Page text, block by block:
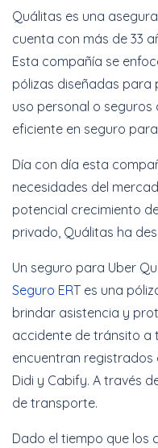
Quálitas es una
cuenta con más de 33
Esta compañía se
pólizas diseñadas para
uso personal o seguros
eficiente en seguro
Día con día esta
necesidades del
potencial crecimiento
privado, Quálitas ha
Un seguro para Uber
Seguro ERT es una
brindar asistencia y
accidente de tránsito a
encuentran registrados
Didi y Cabify. A través
de transporte.
Dado el tiempo que los